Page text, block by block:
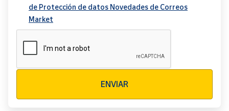
de Protección de datos Novedades de Correos
Market
ENVIAR